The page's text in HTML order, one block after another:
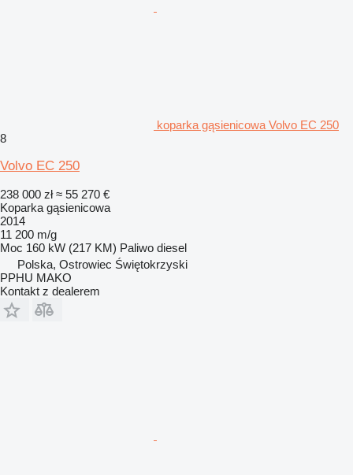
koparka gąsienicowa Volvo EC 250
8
Volvo EC 250
238 000 zł ≈ 55 270 €
Koparka gąsienicowa
2014
11 200 m/g
Moc 160 kW (217 KM) Paliwo diesel
Polska, Ostrowiec Świętokrzyski
PPHU MAKO
Kontakt z dealerem